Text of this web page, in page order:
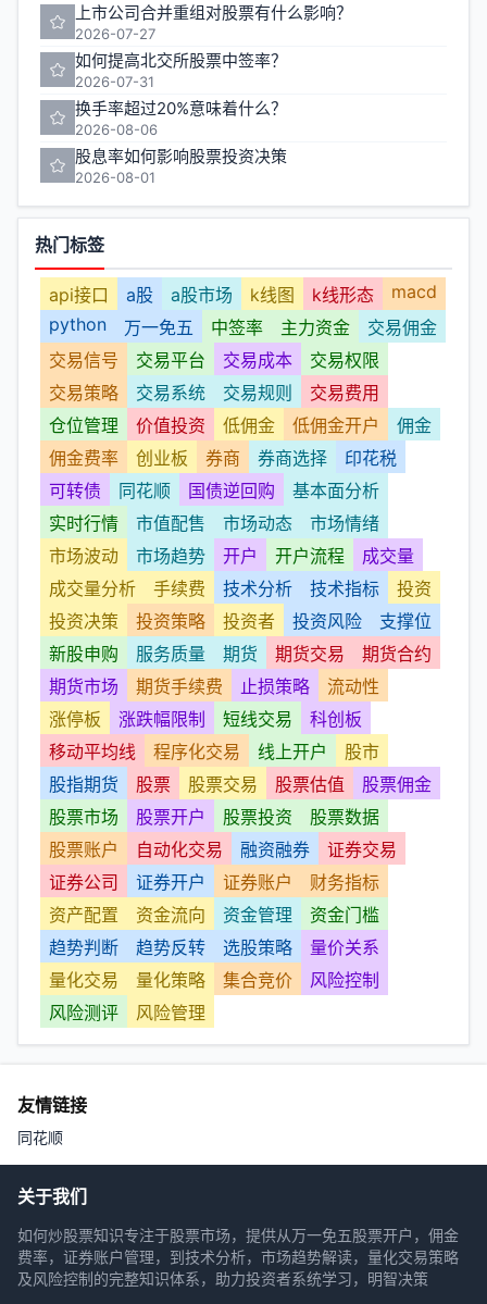
上市公司合并重组对股票有什么影响？
2026-07-27
如何提高北交所股票中签率？
2026-07-31
换手率超过20%意味着什么？
2026-08-06
股息率如何影响股票投资决策
2026-08-01
热门标签
api接口 a股 a股市场 k线图 k线形态
macd
python
万一免五 中签率 主力资金
交易佣金
交易信号
交易平台 交易成本
交易权限
交易策略
交易系统 交易规则
交易费用
仓位管理
价值投资 低佣金 低佣金开户
佣金
佣金费率
创业板 券商 券商选择
印花税
可转债
同花顺 国债逆回购
基本面分析
实时行情
市值配售 市场动态
市场情绪
市场波动
市场趋势 开户 开户流程
成交量
成交量分析
手续费 技术分析 技术指标
投资
投资决策
投资策略 投资者 投资风险
支撑位
新股申购
服务质量 期货 期货交易
期货合约
期货市场
期货手续费 止损策略
流动性
涨停板
涨跌幅限制 短线交易
科创板
移动平均线
程序化交易 线上开户
股市
股指期货
股票 股票交易 股票估值
股票佣金
股票市场
股票开户 股票投资
股票数据
股票账户
自动化交易 融资融券
证券交易
证券公司
证券开户 证券账户
财务指标
资产配置
资金流向 资金管理
资金门槛
趋势判断
趋势反转 选股策略
量价关系
量化交易
量化策略 集合竞价
风险控制
风险测评
风险管理
友情链接
同花顺
关于我们
如何炒股票知识专注于股票市场，提供从万一免五股票开户，佣金
费率，证券账户管理，到技术分析，市场趋势解读，量化交易策略
及风险控制的完整知识体系，助力投资者系统学习，明智决策